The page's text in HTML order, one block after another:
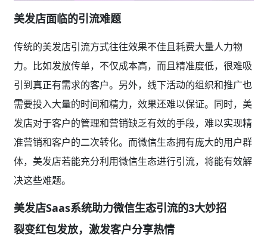
美发店面临的引流难题
传统的美发店引流方式往往效果不佳且耗费大量人力物
力。比如发放传单，不仅成本高，而且精准度低，很难吸
引到真正有需求的客户。另外，线下活动的组织和推广也
需要投入大量的时间和精力，效果还难以保证。同时，美
发店对于客户的管理和营销缺乏有效的手段，难以实现精
准营销和客户的二次转化。而微信生态拥有庞大的用户群
体，美发店若能充分利用微信生态进行引流，将能有效解
决这些难题。
美发店Saas系统助力微信生态引流的3大妙招
裂变红包发放，激发客户分享热情